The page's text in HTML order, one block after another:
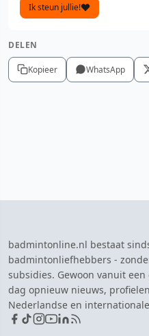
Ik steun jullie!
DELEN
Kopieer WhatsApp
badmintonline.nl bestaat
badmintonliefhebbers -
subsidies. Gewoon vanuit
dag opnieuw nieuws,
Nederlandse en